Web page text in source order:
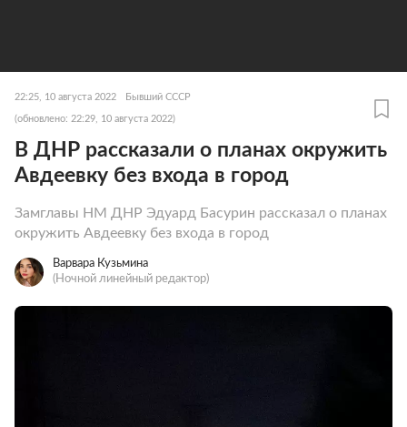
22:25, 10 августа 2022 Бывший СССР
(обновлено: 22:29, 10 августа 2022)
В ДНР рассказали о планах окружить
Авдеевку без входа в город
Замглавы НМ ДНР Эдуард Басурин рассказал о планах
окружить Авдеевку без входа в город
Варвара Кузьмина
(Ночной линейный редактор)